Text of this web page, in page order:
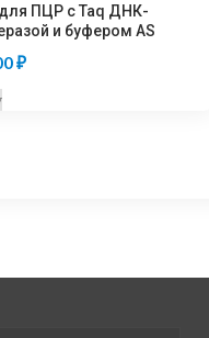
ПЦР с Taq ДНК-
и буфером AS
₽